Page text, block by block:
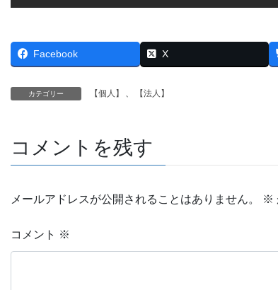
Facebook X
カテゴリー 【個人】 、 【法人】
コメントを残す
メールアドレスが公開されることはありません。 ※
コメント ※